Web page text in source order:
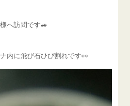
へ訪問です🚙
内に飛び石ひび割れです👀